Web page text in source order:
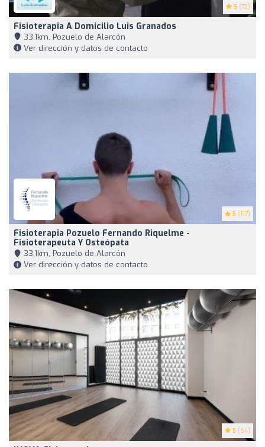
5 (72)
Fisioterapia A Domicilio Luis Granados
33,1km, Pozuelo de Alarcón
Ver dirección y datos de contacto
5 (117)
Fisioterapia Pozuelo Fernando Riquelme -
Fisioterapeuta Y Osteópata
33,1km, Pozuelo de Alarcón
Ver dirección y datos de contacto
5 (64)